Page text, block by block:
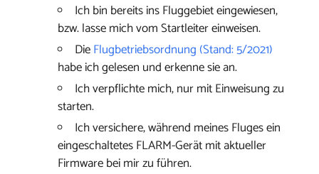
Ich bin bereits ins Fluggebiet eingewiesen,
bzw. lasse mich vom Startleiter einweisen.
DieFlugbetriebsordnung (Stand: 5/2021)
habe ich gelesen und erkenne sie an.
Ich verpflichte mich, nur mit Einweisung zu
starten.
Ich versichere, während meines Fluges ein
eingeschaltetes FLARM-Gerät mit aktueller
Firmware bei mir zu führen.